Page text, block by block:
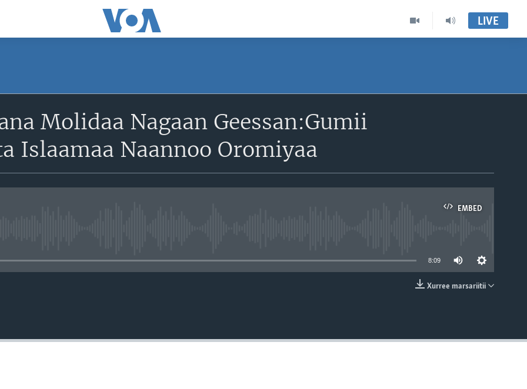
LIVE
Molidaa Nagaan Geessan:Gumii
Islaamaa Naannoo Oromiyaa
EMBED
8:09
Xurree marsariitii